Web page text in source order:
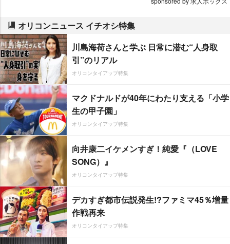
オリコンニュース イチオシ特集
川島海荷さんと学ぶ 日常に潜む“人身取
引”のリアル
オリコンタイアップ特集
マクドナルドが40年にわたり支える「小学
生の甲子園」
オリコンタイアップ特集
向井康二イケメンすぎ！純愛『（LOVE
SONG）』
オリコンタイアップ特集
デカすぎ都市伝説発生!?ファミマ45％増量
作戦再来
オリコンタイアップ特集